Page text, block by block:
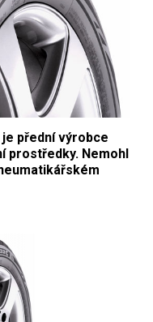
přední výrobce
prostředky. Nemohl